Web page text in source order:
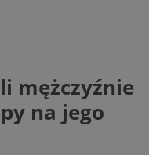
mężczyźnie
na jego